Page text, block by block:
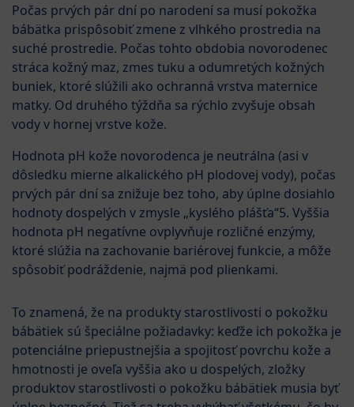
Počas prvých pár dní po narodení sa musí pokožka
bábätka prispôsobiť zmene z vlhkého prostredia na
suché prostredie. Počas tohto obdobia novorodenec
stráca kožný maz, zmes tuku a odumretých kožných
buniek, ktoré slúžili ako ochranná vrstva maternice
matky. Od druhého týždňa sa rýchlo zvyšuje obsah
vody v hornej vrstve kože.
Hodnota pH kože novorodenca je neutrálna (asi v
dôsledku mierne alkalického pH plodovej vody), počas
prvých pár dní sa znižuje bez toho, aby úplne dosiahlo
hodnoty dospelých v zmysle „kyslého plášťa“5. Vyššia
hodnota pH negatívne ovplyvňuje rozličné enzýmy,
ktoré slúžia na zachovanie bariérovej funkcie, a môže
spôsobiť podráždenie, najmä pod plienkami.
To znamená, že na produkty starostlivosti o pokožku
bábätiek sú špeciálne požiadavky: keďže ich pokožka je
potenciálne priepustnejšia a spojitosť povrchu kože a
hmotnosti je oveľa vyššia ako u dospelých, zložky
produktov starostlivosti o pokožku bábätiek musia byť